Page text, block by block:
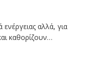
αλλά, για
καθορίζουν…